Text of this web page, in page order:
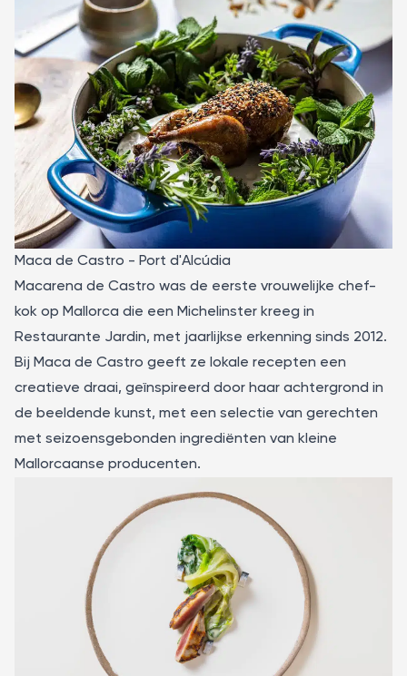
Maca de Castro - Port d'Alcúdia
Macarena de Castro was de eerste vrouwelijke chef-
kok op Mallorca die een Michelinster kreeg in
Restaurante Jardin, met jaarlijkse erkenning sinds 2012.
Bij Maca de Castro geeft ze lokale recepten een
creatieve draai, geïnspireerd door haar achtergrond in
de beeldende kunst, met een selectie van gerechten
met seizoensgebonden ingrediënten van kleine
Mallorcaanse producenten.